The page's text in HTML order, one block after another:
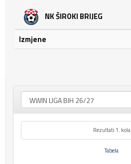
NK ŠIROKI BRIJEG
Izmjene
Rezultati 1. kola
Tabela